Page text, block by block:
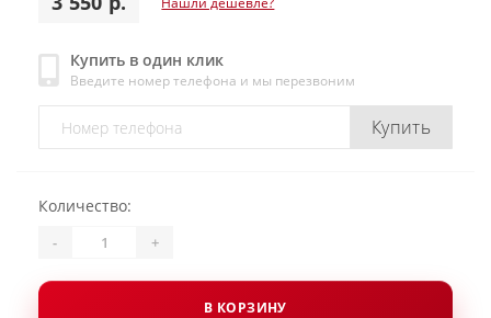
Купить в один клик
Введите номер телефона и мы перезвоним
Купить
Количество:
- +
В КОРЗИНУ